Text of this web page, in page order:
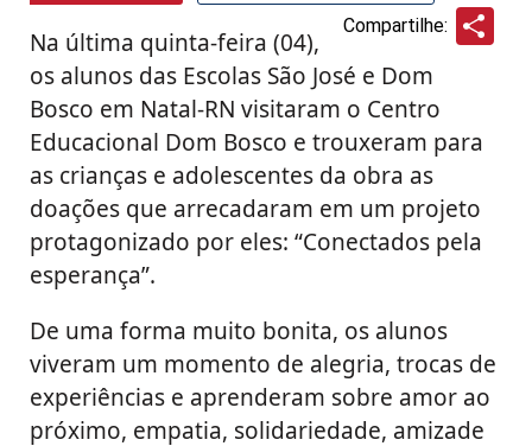
Compartilhe:
Na última quinta-feira (04),
os alunos das Escolas São José e Dom
Bosco em Natal-RN visitaram o Centro
Educacional Dom Bosco e trouxeram para
as crianças e adolescentes da obra as
doações que arrecadaram em um projeto
protagonizado por eles: “Conectados pela
esperança”.
De uma forma muito bonita, os alunos
viveram um momento de alegria, trocas de
experiências e aprenderam sobre amor ao
próximo, empatia, solidariedade, amizade